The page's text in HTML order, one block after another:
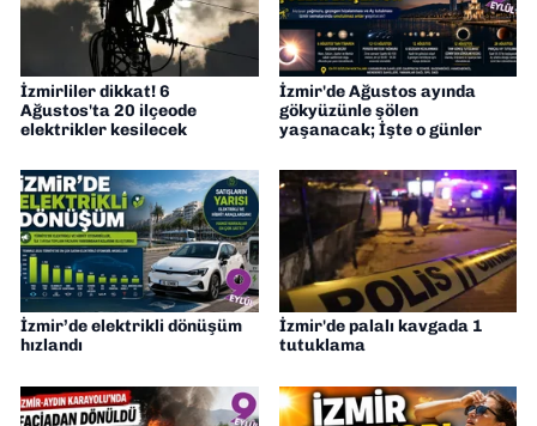
İzmirliler dikkat! 6
Ağustos'ta 20 ilçeode
elektrikler kesilecek
İzmir'de Ağustos ayında
gökyüzünle şölen
yaşanacak; İşte o günler
İzmir’de elektrikli dönüşüm
hızlandı
İzmir'de palalı kavgada 1
tutuklama